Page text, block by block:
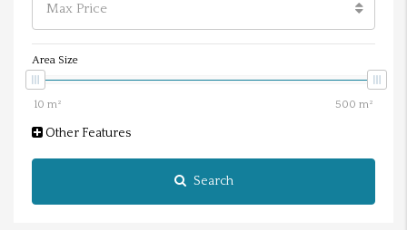
Max Price
Area Size
Other Features
Search